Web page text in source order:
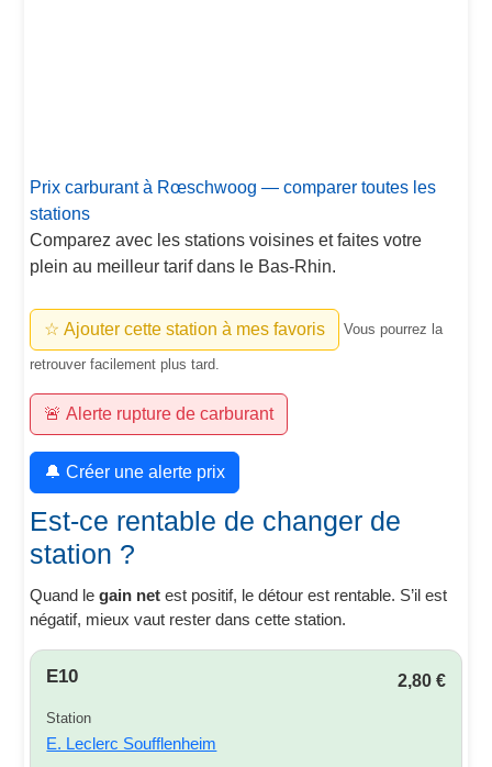
Prix carburant à Rœschwoog — comparer toutes les
stations
Comparez avec les stations voisines et faites votre
plein au meilleur tarif dans le Bas-Rhin.
☆ Ajouter cette station à mes favoris Vous pourrez la
retrouver facilement plus tard.
🚨 Alerte rupture de carburant
🔔 Créer une alerte prix
Est-ce rentable de changer de
station ?
Quand legain net est positif, le détour est rentable. S’il est
négatif, mieux vaut rester dans cette station.
E10 2,80 €
Station
E. Leclerc Soufflenheim